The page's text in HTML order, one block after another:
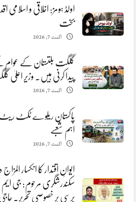
اولڈ ہومز: اخلاقی و اسلامی
بخت
اگست 7, 2026
گلگت بلتستان کے عوام
پیدا کرنی ہیں. وزیر اعلیٰ
اگست 7, 2026
پاکستان ریلوے ٹکٹ ریٹ
اہم شعبے
اگست 7, 2026
ایوانِ اقتدار کا انکسار
سکندرشگری مرحوم: جی ایم
برسی پر خصوصی تحریر. حاجی